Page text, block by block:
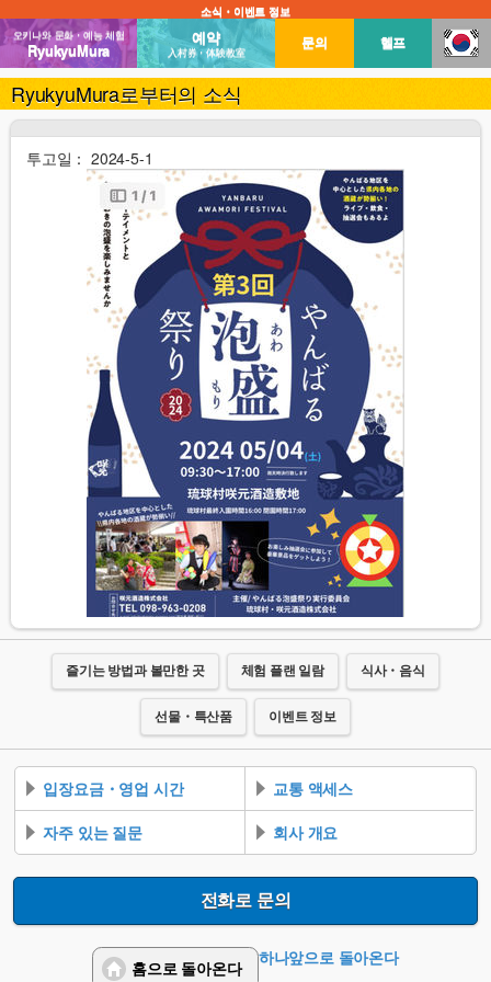
소식・이벤트 정보
오키나와 문화・예능 체험
RyukyuMura
예약
入村券・体験教室
문의 헬프
RyukyuMura로부터의 소식
투고일： 2024-5-1
즐기는 방법과 볼만한 곳 체험 플랜 일람 식사・음식
선물・특산품 이벤트 정보
입장요금・영업 시간
교통 액세스
자주 있는 질문
회사 개요
전화로 문의
하나앞으로 돌아온다
홈으로 돌아온다